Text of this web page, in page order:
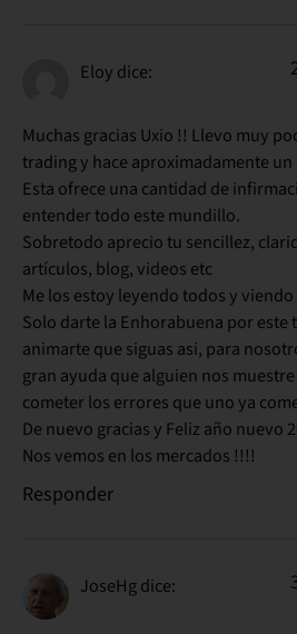
Eloy dice:
Muchas gracias Uxio !! Llevo muy
trading y hace aproximadamente
Esta ofrece una cantidad de
entender todo este mundillo.
Sobretodo aprecio tu sencillez,
artículos, blog, videos etc
Me los estoy leyendo todos y
Solo darte la Enhorabuena por
animarte que siguas asi, para
gran ayuda que alguien nos
cometer los errores que uno ya
De nuevo gracias y Feliz año nuevo
Nos vemos en los mercados !!!!
Responder
JoseHgdice: